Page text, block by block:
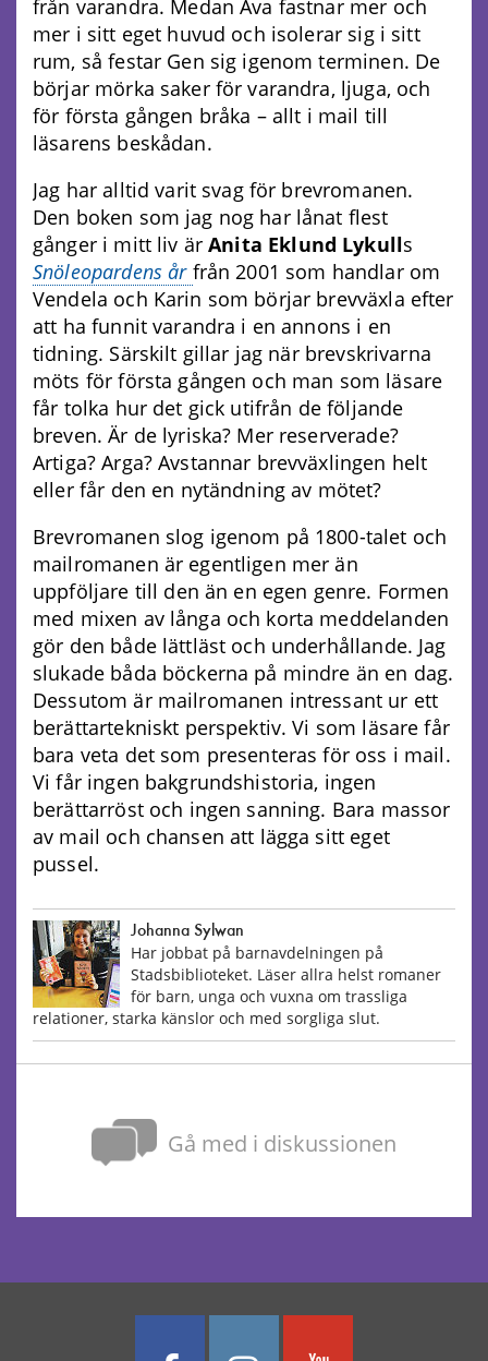
från varandra. Medan Ava fastnar mer och
mer i sitt eget huvud och isolerar sig i sitt
rum, så festar Gen sig igenom terminen. De
börjar mörka saker för varandra, ljuga, och
för första gången bråka – allt i mail till
läsarens beskådan.
Jag har alltid varit svag för brevromanen.
Den boken som jag nog har lånat flest
gånger i mitt liv ärAnita Eklund Lykulls
Snöleopardens år från 2001 som handlar om
Vendela och Karin som börjar brevväxla efter
att ha funnit varandra i en annons i en
tidning. Särskilt gillar jag när brevskrivarna
möts för första gången och man som läsare
får tolka hur det gick utifrån de följande
breven. Är de lyriska? Mer reserverade?
Artiga? Arga? Avstannar brevväxlingen helt
eller får den en nytändning av mötet?
Brevromanen slog igenom på 1800-talet och
mailromanen är egentligen mer än
uppföljare till den än en egen genre. Formen
med mixen av långa och korta meddelanden
gör den både lättläst och underhållande. Jag
slukade båda böckerna på mindre än en dag.
Dessutom är mailromanen intressant ur ett
berättartekniskt perspektiv. Vi som läsare får
bara veta det som presenteras för oss i mail.
Vi får ingen bakgrundshistoria, ingen
berättarröst och ingen sanning. Bara massor
av mail och chansen att lägga sitt eget
pussel.
Johanna Sylwan
Har jobbat på barnavdelningen på
Stadsbiblioteket. Läser allra helst romaner
för barn, unga och vuxna om trassliga
relationer, starka känslor och med sorgliga slut.
Gå med i diskussionen